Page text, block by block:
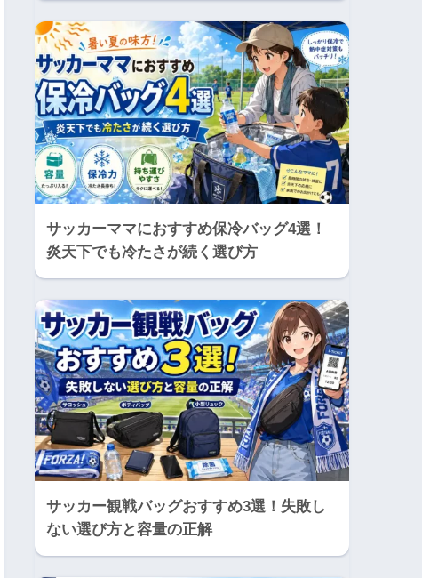
サッカーママにおすすめ保冷バッグ4選！
炎天下でも冷たさが続く選び方
サッカー観戦バッグおすすめ3選！失敗し
ない選び方と容量の正解